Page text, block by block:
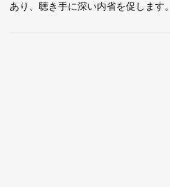
あり、聴き手に深い内省を促します。